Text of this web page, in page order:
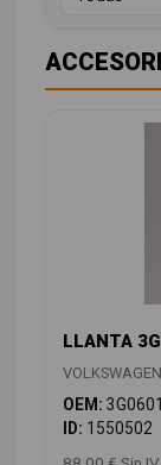
LLANTA
OEM:
ID: 1550502